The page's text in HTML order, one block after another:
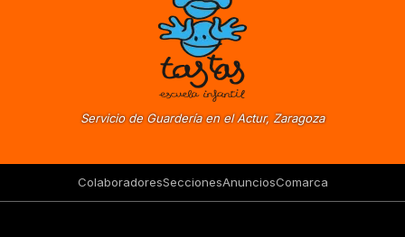
Servicio de Guardería en el Actur, Zaragoza
ColaboradoresSeccionesAnunciosComarca